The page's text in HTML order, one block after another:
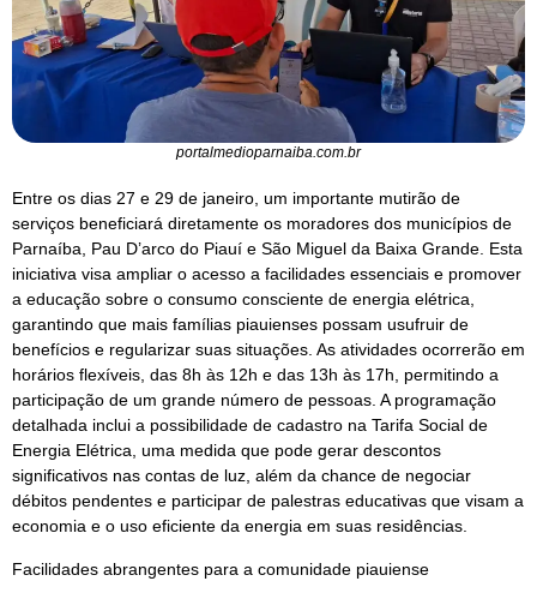
portalmedioparnaiba.com.br
Entre os dias 27 e 29 de janeiro, um importante mutirão de
serviços beneficiará diretamente os moradores dos municípios de
Parnaíba, Pau D’arco do Piauí e São Miguel da Baixa Grande. Esta
iniciativa visa ampliar o acesso a facilidades essenciais e promover
a educação sobre o consumo consciente de energia elétrica,
garantindo que mais famílias piauienses possam usufruir de
benefícios e regularizar suas situações. As atividades ocorrerão em
horários flexíveis, das 8h às 12h e das 13h às 17h, permitindo a
participação de um grande número de pessoas. A programação
detalhada inclui a possibilidade de cadastro na Tarifa Social de
Energia Elétrica, uma medida que pode gerar descontos
significativos nas contas de luz, além da chance de negociar
débitos pendentes e participar de palestras educativas que visam a
economia e o uso eficiente da energia em suas residências.
Facilidades abrangentes para a comunidade piauiense